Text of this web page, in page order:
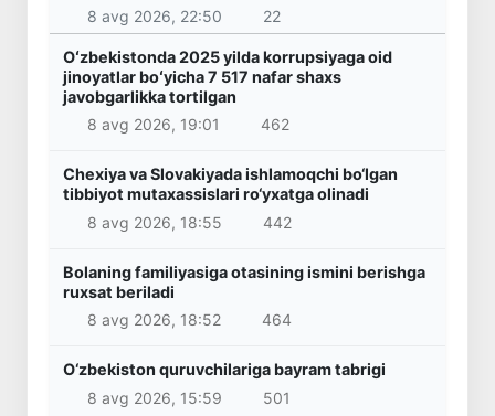
8 avg 2026, 22:50 22
Oʻzbekistonda 2025 yilda korrupsiyaga oid
jinoyatlar boʻyicha 7 517 nafar shaxs
javobgarlikka tortilgan
8 avg 2026, 19:01
462
Chexiya va Slovakiyada ishlamoqchi bo‘lgan
tibbiyot mutaxassislari ro‘yxatga olinadi
8 avg 2026, 18:55
442
Bolaning familiyasiga otasining ismini berishga
ruxsat beriladi
8 avg 2026, 18:52
464
O‘zbekiston quruvchilariga bayram tabrigi
8 avg 2026, 15:59
501